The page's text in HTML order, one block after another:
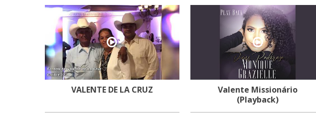
VALENTE DE LA CRUZ
Valente Missionário
(Playback)